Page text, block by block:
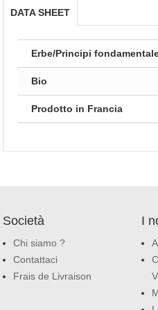
DATA SHEET
Erbe/Principi
Bio
Prodotto in Francia
Società
Chi siamo ?
Contattaci
Frais de Livraison
I